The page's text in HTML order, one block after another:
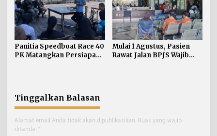
Panitia Speedboat Race 40
PK Matangkan Persiapan
Mulai 1 Agustus, Pasien
Rawat Jalan BPJS Wajib
Tinggalkan Balasan
Alamat email Anda tidak akan dipublikasikan. Ruas yang wajib
ditandai *